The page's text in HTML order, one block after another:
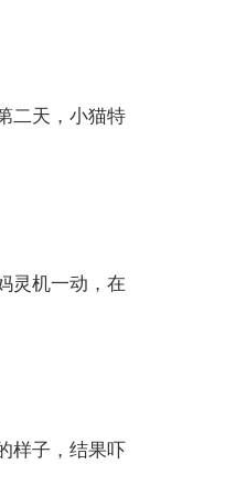
二天，小猫特
灵机一动，在
样子，结果吓